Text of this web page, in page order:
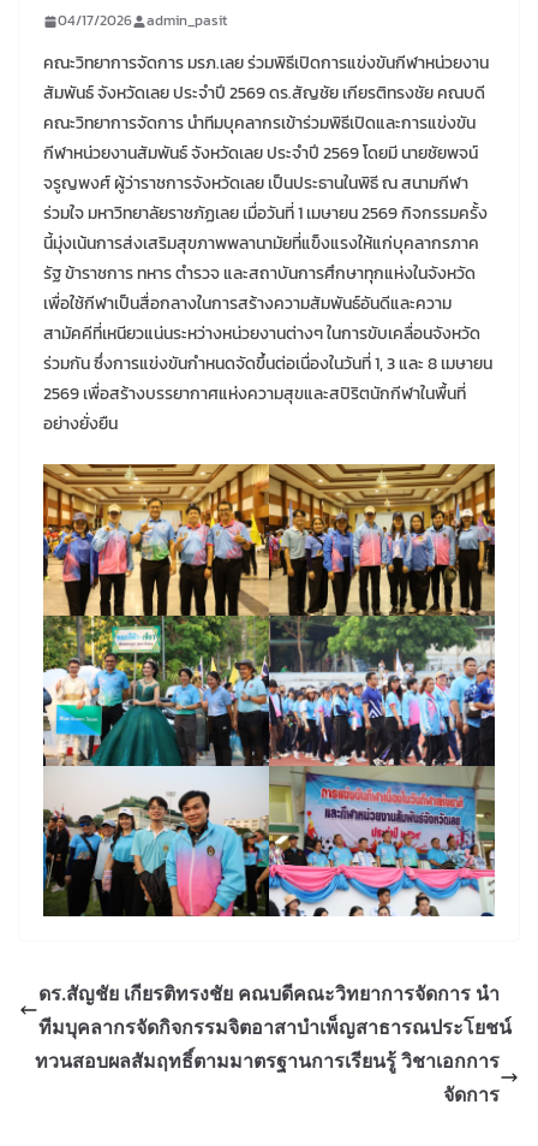
04/17/2026 admin_pasit
คณะวิทยาการจัดการ มรภ.เลย ร่วมพิธีเปิดการแข่งขันกีฬาหน่วยงาน
สัมพันธ์ จังหวัดเลย ประจำปี 2569 ดร.สัญชัย เกียรติทรงชัย คณบดี
คณะวิทยาการจัดการ นำทีมบุคลากรเข้าร่วมพิธีเปิดและการแข่งขัน
กีฬาหน่วยงานสัมพันธ์ จังหวัดเลย ประจำปี 2569 โดยมี นายชัยพจน์
จรูญพงศ์ ผู้ว่าราชการจังหวัดเลย เป็นประธานในพิธี ณ สนามกีฬา
ร่วมใจ มหาวิทยาลัยราชภัฏเลย เมื่อวันที่ 1 เมษายน 2569 กิจกรรมครั้ง
นี้มุ่งเน้นการส่งเสริมสุขภาพพลานามัยที่แข็งแรงให้แก่บุคลากรภาค
รัฐ ข้าราชการ ทหาร ตำรวจ และสถาบันการศึกษาทุกแห่งในจังหวัด
เพื่อใช้กีฬาเป็นสื่อกลางในการสร้างความสัมพันธ์อันดีและความ
สามัคคีที่เหนียวแน่นระหว่างหน่วยงานต่างๆ ในการขับเคลื่อนจังหวัด
ร่วมกัน ซึ่งการแข่งขันกำหนดจัดขึ้นต่อเนื่องในวันที่ 1, 3 และ 8 เมษายน
2569 เพื่อสร้างบรรยากาศแห่งความสุขและสปิริตนักกีฬาในพื้นที่
อย่างยั่งยืน
ดร.สัญชัย เกียรติทรงชัย คณบดีคณะวิทยาการจัดการ นำ
ทีมบุคลากรจัดกิจกรรมจิตอาสาบำเพ็ญสาธารณประโยชน์
ทวนสอบผลสัมฤทธิ์ตามมาตรฐานการเรียนรู้ วิชาเอกการ
จัดการ